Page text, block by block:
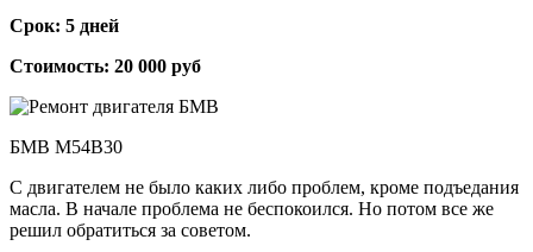
Срок: 5 дней
Стоимость: 20 000 руб
БМВ М54B30
С двигателем не было каких либо проблем, кроме подъедания
масла. В начале проблема не беспокоился. Но потом все же
решил обратиться за советом.